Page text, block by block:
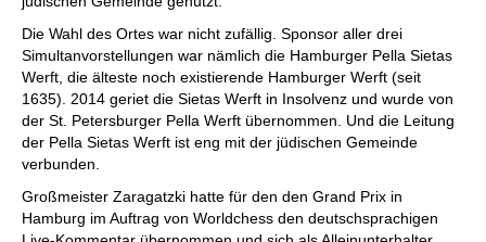
Die Wahl des Ortes war nicht zufällig. Sponsor aller drei
Simultanvorstellungen war nämlich die Hamburger Pella Sietas
Werft, die älteste noch existierende Hamburger Werft (seit
1635). 2014 geriet die Sietas Werft in Insolvenz und wurde von
der St. Petersburger Pella Werft übernommen. Und die Leitung
der Pella Sietas Werft ist eng mit der jüdischen Gemeinde
verbunden.
Großmeister Zaragatzki hatte für den den Grand Prix in
Hamburg im Auftrag von Worldchess den deutschsprachigen